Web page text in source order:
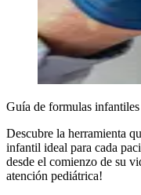
Guía de formulas infantiles
Descubre la herramienta
infantil ideal para cada
desde el comienzo de su
atención pediátrica!